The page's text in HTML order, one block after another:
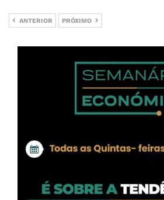
ANTERIOR PRÓXIMO